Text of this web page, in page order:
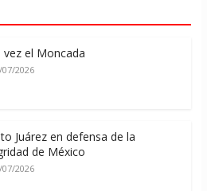
vez el Moncada
07/2026
Juárez en defensa de la
de México
07/2026